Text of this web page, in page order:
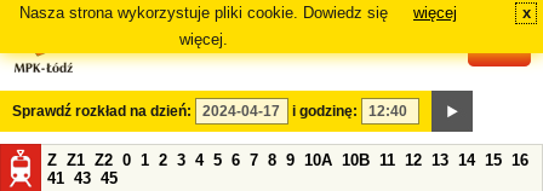
Nasza strona wykorzystuje pliki cookie. Dowiedz się
więcej.
więcej x
Sprawdź rozkład na dzień: i godzinę:
Z Z1 Z2 0 1 2 3 4 5 6 7 8 9 10A 10B 11 12 13 14 15 16
41 43 45